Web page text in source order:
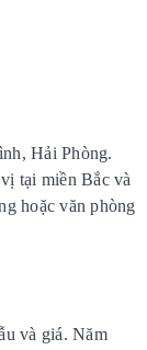
Hải Phòng.
tại miền Bắc và
hoặc văn phòng
và giá. Năm